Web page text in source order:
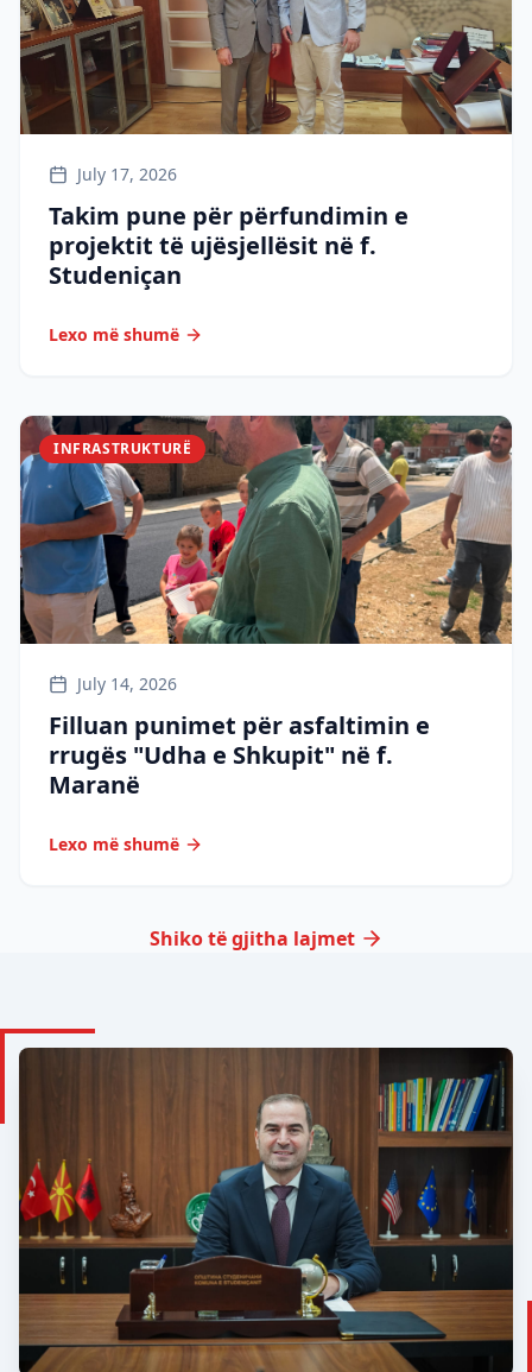
July 17, 2026
Takim pune për përfundimin e
projektit të ujësjellësit në f.
Studeniçan
Lexo më shumë
INFRASTRUKTURË
July 14, 2026
Filluan punimet për asfaltimin e
rrugës "Udha e Shkupit" në f.
Maranë
Lexo më shumë
Shiko të gjitha lajmet